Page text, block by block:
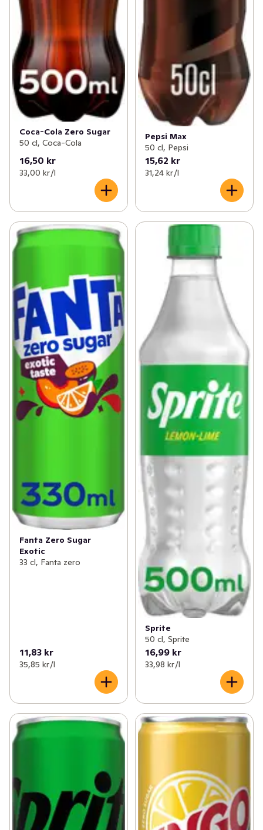
Coca-Cola Zero Sugar
50 cl, Coca-Cola
16,50 kr
33,00 kr /l
Pepsi Max
50 cl, Pepsi
15,62 kr
31,24 kr /l
Fanta Zero Sugar
Exotic
33 cl, Fanta zero
11,83 kr
35,85 kr /l
Sprite
50 cl, Sprite
16,99 kr
33,98 kr /l